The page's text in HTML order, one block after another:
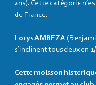
ans). Cette catégorie
de France.
Lorys AMBEZA
s’inclinent tous deux en
Cette moisson